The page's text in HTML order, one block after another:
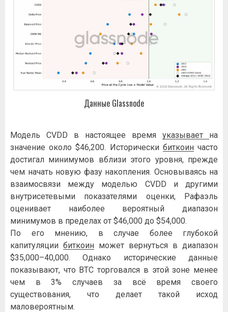
Данные Glassnode
Модель CVDD в настоящее время указывает на
значение около $46,200. Исторически биткоинчасто
достигал минимумов вблизи этого уровня, прежде
чем начать новую фазу накопления. Основываясь на
взаимосвязи между моделью CVDD и другими
внутрисетевыми показателями оценки, Рафаэль
оценивает наиболее вероятный диапазон
минимумов в пределах от $46,000 до $54,000.
По его мнению, в случае более глубокой
капитуляции биткоин может вернуться в диапазон
$35,000–40,000. Однако исторические данные
показывают, что BTC торговался в этой зоне менее
чем в 3% случаев за всё время своего
существования, что делает такой исход
маловероятным.